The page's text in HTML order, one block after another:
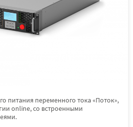
питания переменного тока «Поток»,
online, со встроенными